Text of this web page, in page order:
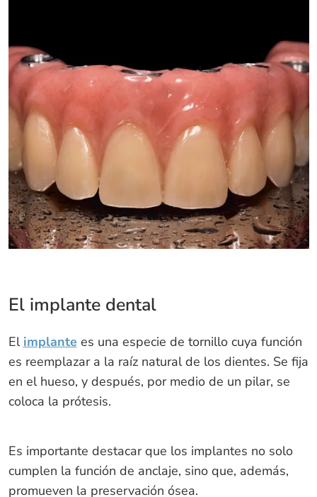
El implante dental
El implante es una especie de tornillo cuya función
es reemplazar a la raíz natural de los dientes. Se fija
en el hueso, y después, por medio de un pilar, se
coloca la prótesis.
Es importante destacar que los implantes no solo
cumplen la función de anclaje, sino que, además,
promueven la preservación ósea.